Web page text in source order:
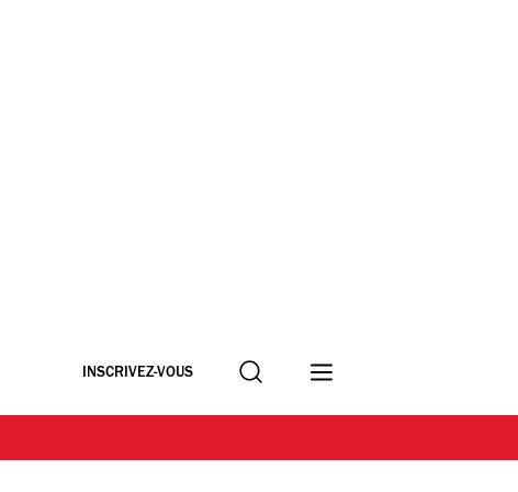
INSCRIVEZ-VOUS Recherche